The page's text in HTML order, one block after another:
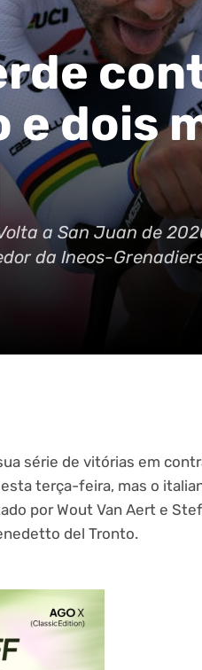
dois
a San Juan de
da Ineos-
série de vitórias em
terça-feira, mas o
por Wout Van Aert e
del Tronto.